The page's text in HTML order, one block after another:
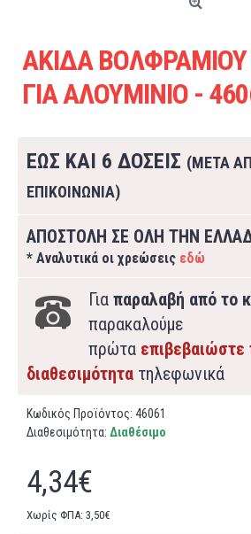
ΑΚΙΔΑ ΒΟΛΦΡΑΜΙΟΥ
ΓΙΑ ΑΛΟΥΜΙΝΙΟ -
ΕΩΣ ΚΑΙ 6 ΔΟΣΕΙΣ (ΜΕΤΑ
ΕΠΙΚΟΙΝΩΝΙΑ)
ΑΠΟΣΤΟΛΗ ΣΕ ΟΛΗ ΤΗΝ
* Αναλυτικά οι χρεώσεις εδώ
Για παραλαβή από το
παρακαλούμε
πρώτα επιβεβαιώστε
διαθεσιμότητα τηλεφωνικά
Κωδικός Προϊόντος: 46061
Διαθεσιμότητα: Διαθέσιμο
4,34€
Χωρίς ΦΠΑ: 3,50€